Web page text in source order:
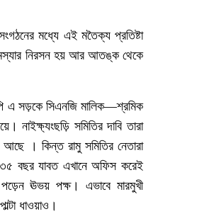
মধ্যে এই মতৈক্য প্রতিষ্টা
নিরসন হয় আর আতঙ্ক থেকে
এ সড়কে সিএনজি মালিক—শ্রমিক
নাইক্ষ্যংছড়ি সমিতির দাবি তারা
আছে । কিন্ত রামু সমিতির নেতারা
/৩৫ বছর যাবত এখানে অফিস করেই
ঊভয় পক্ষ। এভাবে মারমুখী
ধাওয়াও।